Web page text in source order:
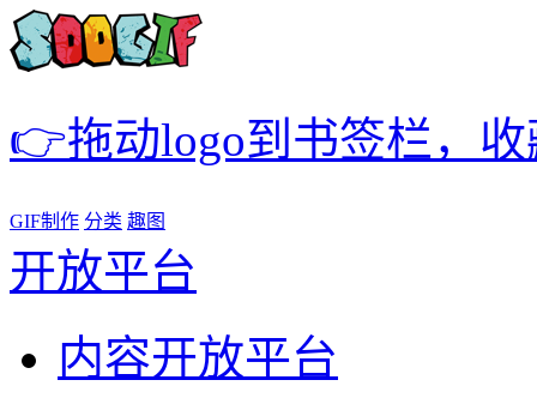
👉拖动logo到书签栏，
GIF制作 分类 趣图
开放平台
内容开放平台